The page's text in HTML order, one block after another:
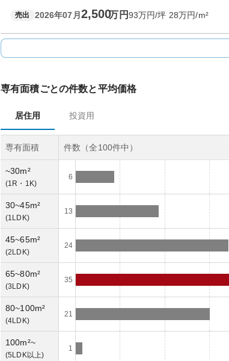
売出 2026年07月 2,500万円93万円/坪 28万円/m²
専有面積ごとの件数と平均価格
居住用 投資用
専有面積 件数（全100件中）
~30m²
(1R・1K)
6
30~45m²
(1LDK)
13
45~65m²
(2LDK)
24
65~80m²
(3LDK)
35
80~100m²
(4LDK)
21
100m²~
(5LDK以上)
1